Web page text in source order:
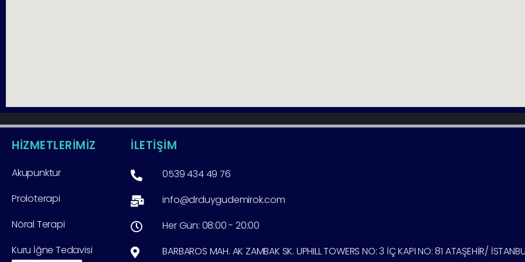
HİZMETLERİMİZ
Akupunktur
Proloterapi
Nöral Terapi
Kuru İğne Tedavisi
İLETİŞİM
0539 434 49 76
info@drduygudemirok.com
Her Gün: 08:00 - 20:00
BARBAROS MAH. AK ZAMBAK SK. UPHILL TOWERS NO: 3 İÇ KAPI NO: 81 ATAŞEHİR/